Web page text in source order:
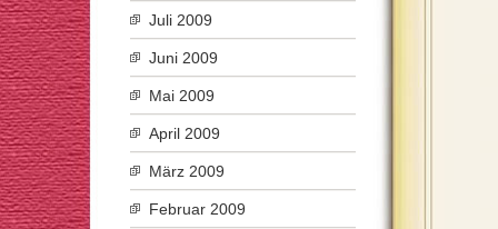
Juli 2009
Juni 2009
Mai 2009
April 2009
März 2009
Februar 2009